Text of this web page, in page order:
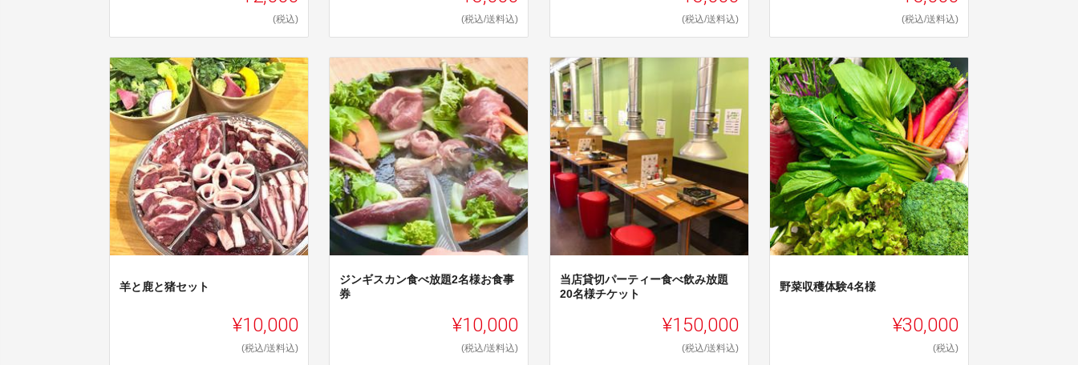
(税込) (税込/送料込) (税込/送料込) (税込/送料込)
羊と鹿と猪セット
¥10,000
(税込/送料込)
ジンギスカン食べ放題2名様お食事
券
¥10,000
(税込/送料込)
当店貸切パーティー食べ飲み放題
20名様チケット
¥150,000
(税込/送料込)
野菜収穫体験4名様
¥30,000
(税込)